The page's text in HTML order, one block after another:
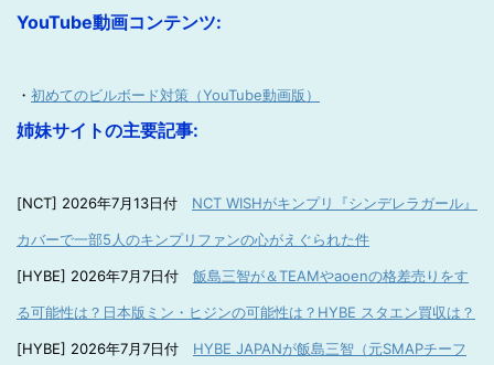
YouTube動画コンテンツ:
・ 初めてのビルボード対策（YouTube動画版）
姉妹サイトの主要記事:
[NCT] 2026年7月13日付 NCT WISHがキンプリ『シンデレラガール』
カバーで一部5人のキンプリファンの心がえぐられた件
[HYBE] 2026年7月7日付 飯島三智が＆TEAMやaoenの格差売りをす
る可能性は？日本版ミン・ヒジンの可能性は？HYBE スタエン買収は？
[HYBE] 2026年7月7日付 HYBE JAPANが飯島三智（元SMAPチーフ